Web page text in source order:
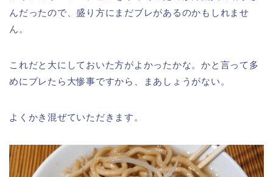
んだったので、盛り方にまだブレがあるのかもしれませ
ん。
これだと大にしておいた方がよかったかな。かと言って多
めにブレたら大惨事ですから、まあしょうがない。
よくかき混ぜていただきます。